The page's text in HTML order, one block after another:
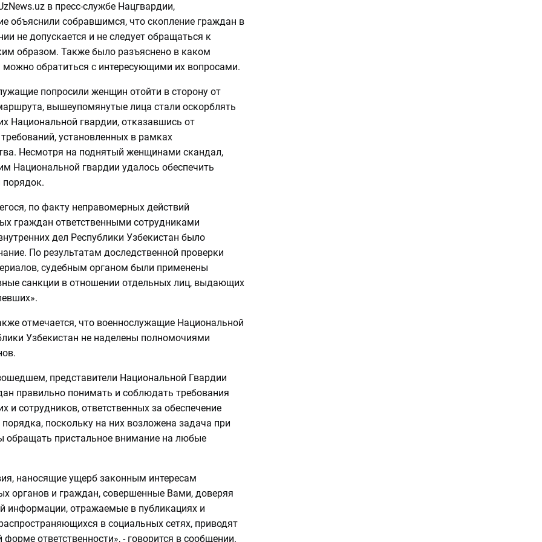
в пресс-службе Нацгвардии,
объяснили собравшимся, что скопление граждан в
не допускается и не следует обращаться к
образом. Также было разъяснено в каком
можно обратиться с интересующими их вопросами.
попросили женщин отойти в сторону от
вышеупомянутые лица стали оскорблять
Национальной гвардии, отказавшись от
установленных в рамках
Несмотря на поднятый женщинами скандал,
Национальной гвардии удалось обеспечить
порядок.
по факту неправомерных действий
граждан ответственными сотрудниками
дел Республики Узбекистан было
По результатам доследственной проверки
судебным органом были применены
санкции в отношении отдельных лиц, выдающих
отмечается, что военнослужащие Национальной
Узбекистан не наделены полномочиями
представители Национальной Гвардии
правильно понимать и соблюдать требования
и сотрудников, ответственных за обеспечение
поскольку на них возложена задача при
обращать пристальное внимание на любые
наносящие ущерб законным интересам
органов и граждан, совершенные Вами, доверяя
информации, отражаемые в публикациях и
в социальных сетях, приводят
форме ответственности», - говорится в сообщении.